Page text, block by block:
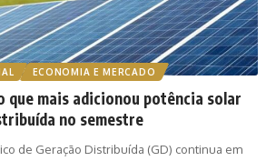
ECONOMIA E MERCADO
que mais adicionou potência solar
no semestre
de Geração Distribuída (GD) continua em